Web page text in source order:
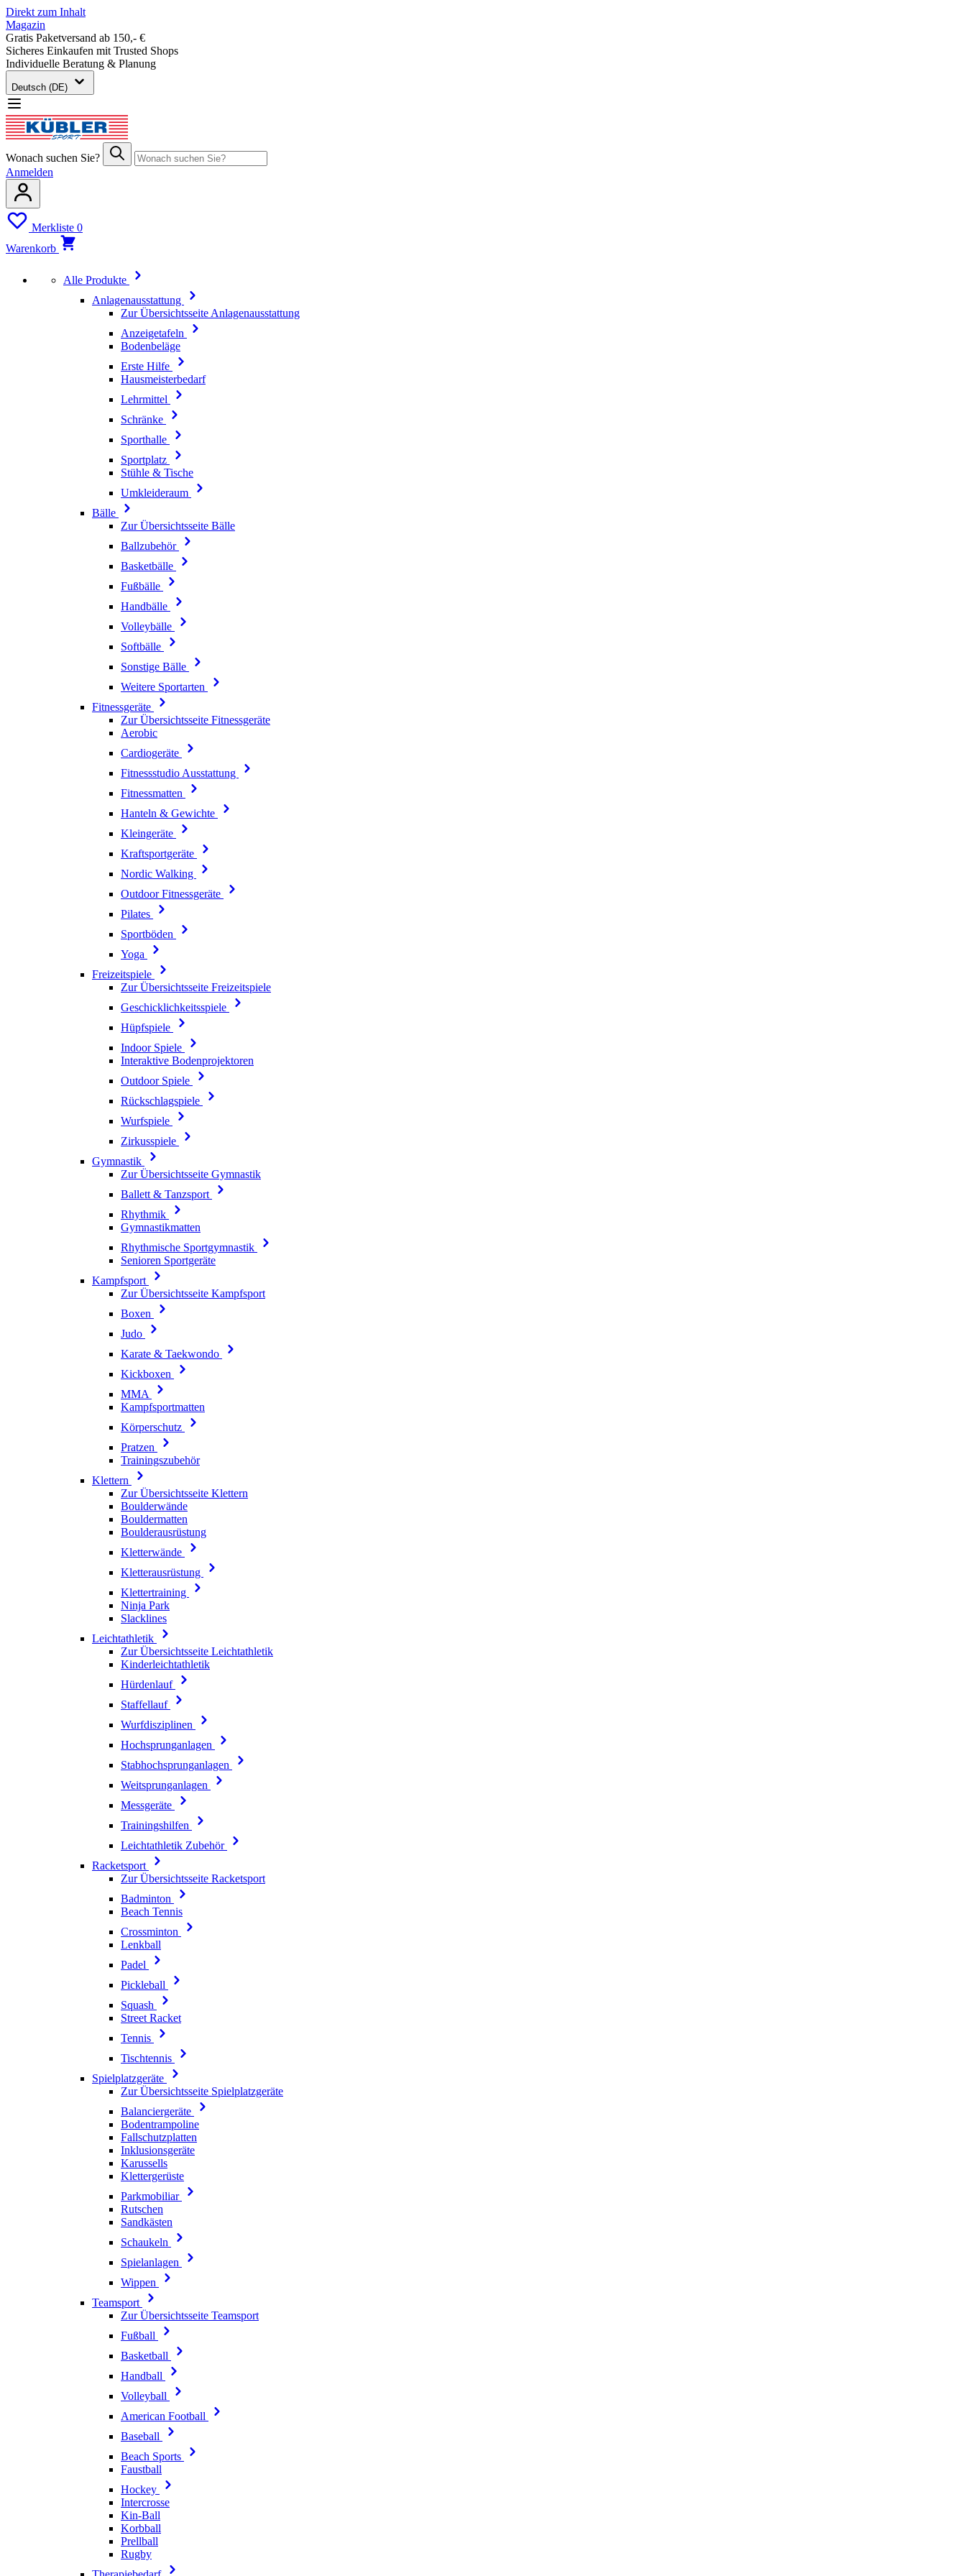
Direkt zum Inhalt
Magazin
Gratis Paketversand ab 150,- €
Sicheres Einkaufen mit Trusted Shops
Individuelle Beratung & Planung
Deutsch (DE)
Wonach suchen Sie?
Anmelden
Merkliste 0
Warenkorb
Alle Produkte
Anlagenausstattung
Zur Übersichtsseite Anlagenausstattung
Anzeigetafeln
Bodenbeläge
Erste Hilfe
Hausmeisterbedarf
Lehrmittel
Schränke
Sporthalle
Sportplatz
Stühle & Tische
Umkleideraum
Bälle
Zur Übersichtsseite Bälle
Ballzubehör
Basketbälle
Fußbälle
Handbälle
Volleybälle
Softbälle
Sonstige Bälle
Weitere Sportarten
Fitnessgeräte
Zur Übersichtsseite Fitnessgeräte
Aerobic
Cardiogeräte
Fitnessstudio Ausstattung
Fitnessmatten
Hanteln & Gewichte
Kleingeräte
Kraftsportgeräte
Nordic Walking
Outdoor Fitnessgeräte
Pilates
Sportböden
Yoga
Freizeitspiele
Zur Übersichtsseite Freizeitspiele
Geschicklichkeitsspiele
Hüpfspiele
Indoor Spiele
Interaktive Bodenprojektoren
Outdoor Spiele
Rückschlagspiele
Wurfspiele
Zirkusspiele
Gymnastik
Zur Übersichtsseite Gymnastik
Ballett & Tanzsport
Rhythmik
Gymnastikmatten
Rhythmische Sportgymnastik
Senioren Sportgeräte
Kampfsport
Zur Übersichtsseite Kampfsport
Boxen
Judo
Karate & Taekwondo
Kickboxen
MMA
Kampfsportmatten
Körperschutz
Pratzen
Trainingszubehör
Klettern
Zur Übersichtsseite Klettern
Boulderwände
Bouldermatten
Boulderausrüstung
Kletterwände
Kletterausrüstung
Klettertraining
Ninja Park
Slacklines
Leichtathletik
Zur Übersichtsseite Leichtathletik
Kinderleichtathletik
Hürdenlauf
Staffellauf
Wurfdisziplinen
Hochsprunganlagen
Stabhochsprunganlagen
Weitsprunganlagen
Messgeräte
Trainingshilfen
Leichtathletik Zubehör
Racketsport
Zur Übersichtsseite Racketsport
Badminton
Beach Tennis
Crossminton
Lenkball
Padel
Pickleball
Squash
Street Racket
Tennis
Tischtennis
Spielplatzgeräte
Zur Übersichtsseite Spielplatzgeräte
Balanciergeräte
Bodentrampoline
Fallschutzplatten
Inklusionsgeräte
Karussells
Klettergerüste
Parkmobiliar
Rutschen
Sandkästen
Schaukeln
Spielanlagen
Wippen
Teamsport
Zur Übersichtsseite Teamsport
Fußball
Basketball
Handball
Volleyball
American Football
Baseball
Beach Sports
Faustball
Hockey
Intercrosse
Kin-Ball
Korbball
Prellball
Rugby